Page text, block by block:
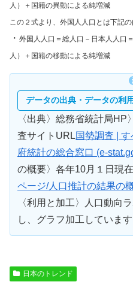
人）＋国籍の異動による純増減
この２式より、外国人人口とは下記の
・ 外国人人口＝総人口－日本人人口
人）＋国籍の移動による純増減
データの出典・データの利
〈出典〉総務省統計局
査サイトURL国勢調査 |
府統計の総合窓口 (e-
の概要〉各年10月１日
ページ/人口推計の結果の
〈利用と加工〉人口動向
し、グラフ加工しています
日本のトレンド